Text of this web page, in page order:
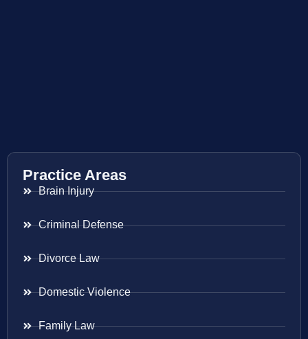
Practice Areas
Brain Injury
Criminal Defense
Divorce Law
Domestic Violence
Family Law